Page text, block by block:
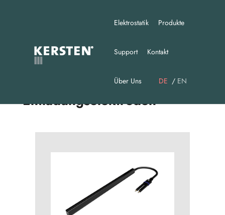
Elektrostatik Produkte
Support Kontakt
Über Uns DE EN
Entladungselektroden